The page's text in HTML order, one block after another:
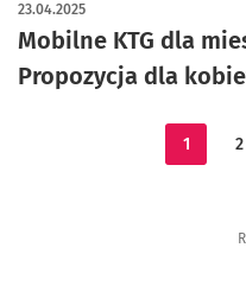
Mobilne KTG dla
Propozycja dla
23.04.2025
1 2